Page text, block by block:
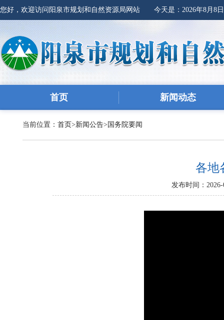
您好，欢迎访问阳泉市规划和自然资源局网站 今天是： 2026年8月8
首页 新闻动态
当前位置： 首页>新闻公告> 国务院要闻
各地
发布时间：2026-